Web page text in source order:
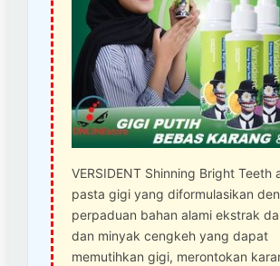
VERSIDENT Shinning Bright Teeth
pasta gigi yang diformulasikan
perpaduan bahan alami ekstrak
dan minyak cengkeh yang dapat
memutihkan gigi, merontokan